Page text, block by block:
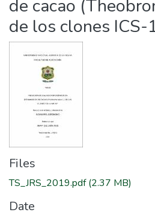
de cacao
de los clones ICS-
Files
TS_JRS_2019.pdf(2.37 MB)
Date